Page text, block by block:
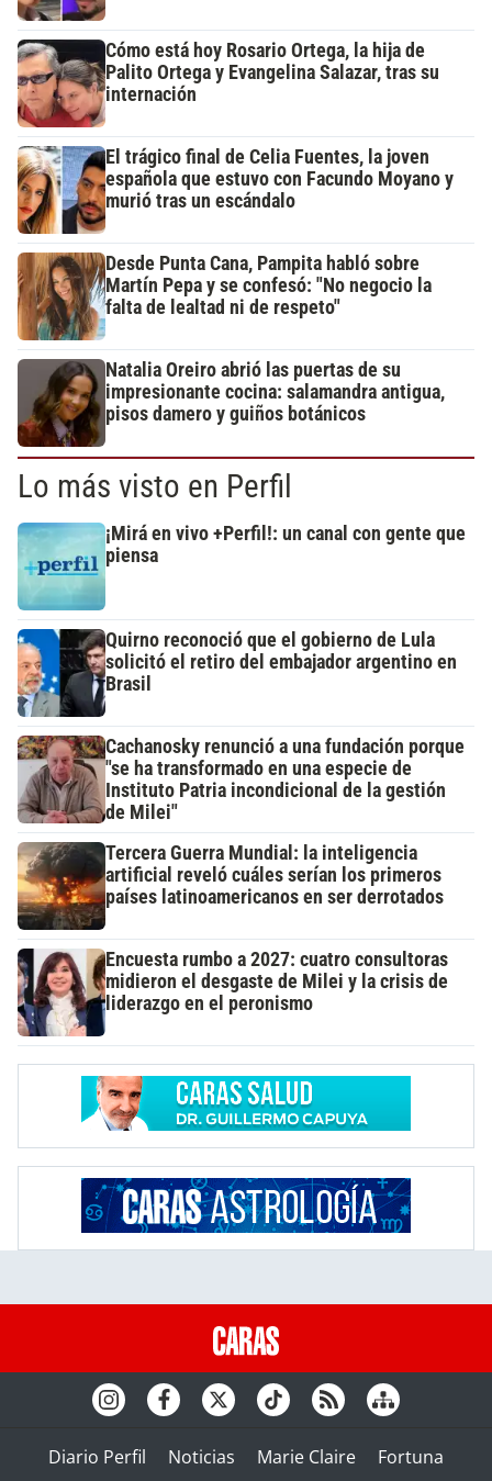
Cómo está hoy Rosario Ortega, la hija de
Palito Ortega y Evangelina Salazar, tras su
internación
El trágico final de Celia Fuentes, la joven
española que estuvo con Facundo Moyano y
murió tras un escándalo
Desde Punta Cana, Pampita habló sobre
Martín Pepa y se confesó: "No negocio la
falta de lealtad ni de respeto"
Natalia Oreiro abrió las puertas de su
impresionante cocina: salamandra antigua,
pisos damero y guiños botánicos
Lo más visto en Perfil
¡Mirá en vivo +Perfil!: un canal con gente que
piensa
Quirno reconoció que el gobierno de Lula
solicitó el retiro del embajador argentino en
Brasil
Cachanosky renunció a una fundación porque
"se ha transformado en una especie de
Instituto Patria incondicional de la gestión
de Milei"
Tercera Guerra Mundial: la inteligencia
artificial reveló cuáles serían los primeros
países latinoamericanos en ser derrotados
Encuesta rumbo a 2027: cuatro consultoras
midieron el desgaste de Milei y la crisis de
liderazgo en el peronismo
Diario Perfil Noticias Marie Claire
Fortuna